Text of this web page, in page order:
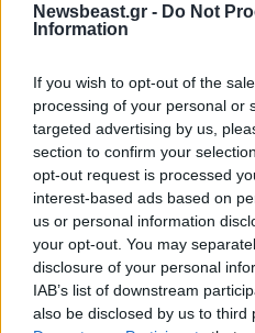
Newsbeast.gr - Do Not
Information
If you wish to opt-out of the
processing of your personal or
targeted advertising by us,
section to confirm your
opt-out request is processed
interest-based ads based on
us or personal information
your opt-out. You may
disclosure of your personal
IAB’s list of downstream
also be disclosed by us to third
κοπανηστε την
σε καθε γειτονια......
Απαντήστε
τιμώρησαν τα τζάμια
οι μισθοφόροι